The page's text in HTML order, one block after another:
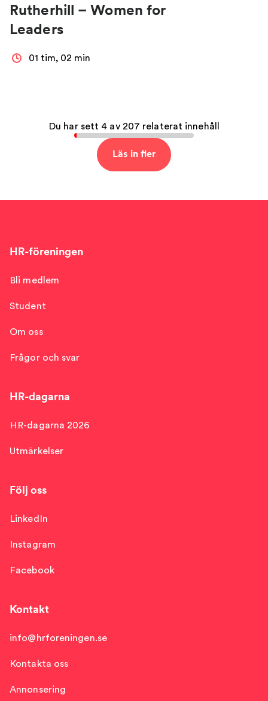
Rutherhill – Women for
Leaders
01 tim, 02 min
Du har sett 4 av 207 relaterat innehåll
Läs in fler
HR-föreningen
Bli medlem
Student
Om oss
Frågor och svar
HR-dagarna
HR-dagarna 2026
Utmärkelser
Följ oss
LinkedIn
Instagram
Facebook
Kontakt
info@hrforeningen.se
Kontakta oss
Annonsering